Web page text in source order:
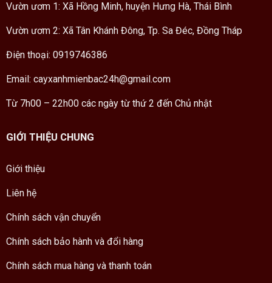
Vườn ươm 1: Xã Hồng Minh, huyện Hưng Hà, Thái Bình
Vườn ươm 2: Xã Tân Khánh Đông, Tp. Sa Đéc, Đồng Tháp
Điện thoại: 0919746386
Email: cayxanhmienbac24h@gmail.com
Từ 7h00 – 22h00 các ngày từ thứ 2 đến Chủ nhật
GIỚI THIỆU CHUNG
Giới thiệu
Liên hệ
Chính sách vận chuyển
Chính sách bảo hành và đổi hàng
Chính sách mua hàng và thanh toán